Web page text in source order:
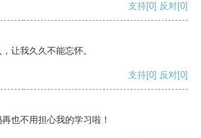
支持[0] 反对[0]
让我久久不能忘怀。
支持[0] 反对[0]
也不用担心我的学习啦！